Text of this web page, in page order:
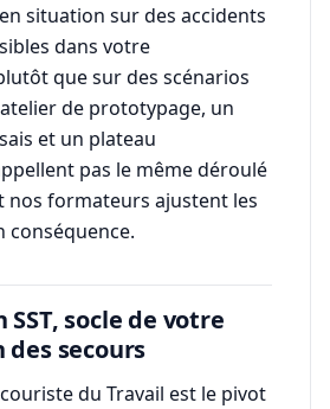
situation sur des accidents
dans votre
que sur des scénarios
de prototypage, un
et un plateau
pas le même déroulé
nos formateurs ajustent les
conséquence.
socle de votre
secours
du Travail est le pivot